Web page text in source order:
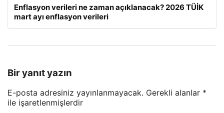
Enflasyon verileri ne zaman açıklanacak? 2026 TÜİK
mart ayı enflasyon verileri
Bir yanıt yazın
E-posta adresiniz yayınlanmayacak. Gerekli alanlar *
ile işaretlenmişlerdir